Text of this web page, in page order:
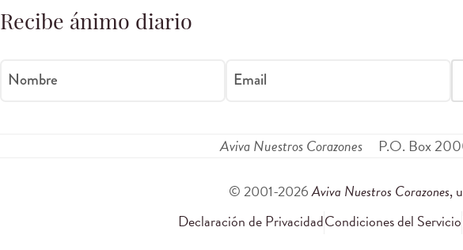
Recibe ánimo diario
Nombre Email
Aviva Nuestros Corazones P.O. Box
© 2001-2026Aviva Nuestros Corazones,
Declaración de PrivacidadCondiciones del Servicio